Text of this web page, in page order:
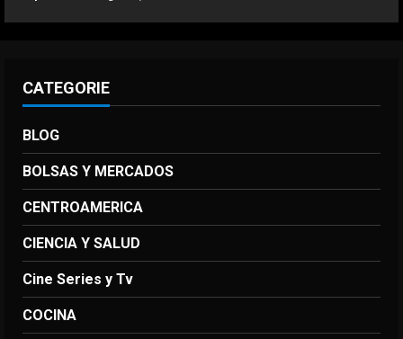
CATEGORIE
BLOG
BOLSAS Y MERCADOS
CENTROAMERICA
CIENCIA Y SALUD
Cine Series y Tv
COCINA